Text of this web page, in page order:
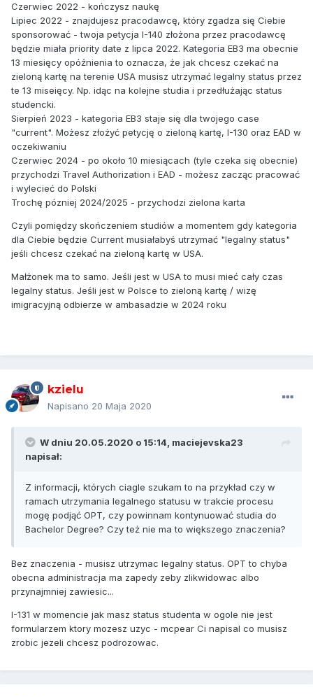
Czerwiec 2022 - kończysz naukę
Lipiec 2022 - znajdujesz pracodawcę, który zgadza się Ciebie
sponsorować - twoja petycja I-140 złożona przez pracodawcę
będzie miała priority date z lipca 2022. Kategoria EB3 ma obecnie
13 miesięcy opóźnienia to oznacza, że jak chcesz czekać na
zieloną kartę na terenie USA musisz utrzymać legalny status przez
te 13 miseięcy. Np. idąc na kolejne studia i przedłużając status
studencki.
Sierpień 2023 - kategoria EB3 staje się dla twojego case
"current". Możesz złożyć petycję o zieloną kartę, I-130 oraz EAD w
oczekiwaniu
Czerwiec 2024 - po około 10 miesiącach (tyle czeka się obecnie)
przychodzi Travel Authorization i EAD - możesz zacząc pracować
i wylecieć do Polski
Trochę pózniej 2024/2025 - przychodzi zielona karta
Czyli pomiędzy skończeniem studiów a momentem gdy kategoria
dla Ciebie będzie Current musiałabyś utrzymać "legalny status"
jeśli chcesz czekać na zieloną kartę w USA.
Małżonek ma to samo. Jeśli jest w USA to musi mieć cały czas
legalny status. Jeśli jest w Polsce to zieloną kartę / wizę
imigracyjną odbierze w ambasadzie w 2024 roku
kzielu
Napisano 20 Maja 2020
W dniu 20.05.2020 o 15:14, maciejevska23
napisał:
Z informacji, których ciagle szukam to na przykład czy w
ramach utrzymania legalnego statusu w trakcie procesu
mogę podjąć OPT, czy powinnam kontynuować studia do
Bachelor Degree? Czy też nie ma to większego znaczenia?
Bez znaczenia - musisz utrzymac legalny status. OPT to chyba
obecna administracja ma zapedy zeby zlikwidowac albo
przynajmniej zawiesic...
I-131 w momencie jak masz status studenta w ogole nie jest
formularzem ktory mozesz uzyc - mcpear Ci napisal co musisz
zrobic jezeli chcesz podrozowac.